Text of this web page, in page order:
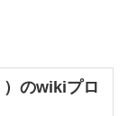
）のwikiプロ